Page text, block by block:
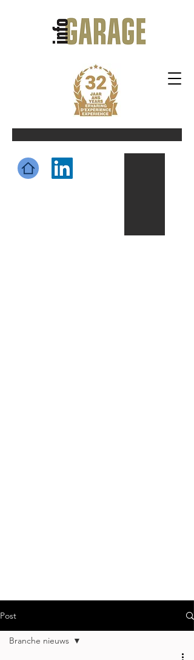
Post
Branche nieuws